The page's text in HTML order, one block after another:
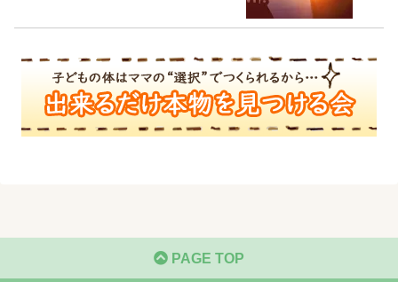
PAGE TOP